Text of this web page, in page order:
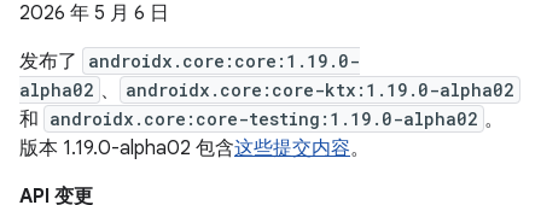
2026 年 5 月 6 日
发布了
androidx.core:core:1.19.0-
alpha02 、 androidx.core:core-ktx:1.19.0-alpha02
和 androidx.core:core-testing:1.19.0-alpha02 。
版本 1.19.0-alpha02 包含这些提交内容。
API 变更